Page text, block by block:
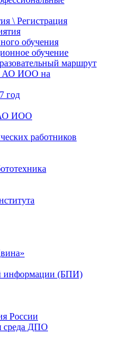
\ Регистрация
обучения
обучение
маршрут
АО ИОО на
год
ИОО
работников
информации (БПИ)
России
среда ДПО